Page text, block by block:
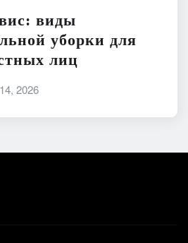
виды
уборки для
лиц
2026